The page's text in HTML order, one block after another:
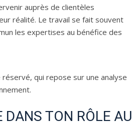
auprès de clientèles
réalité. Le travail se fait souvent
les expertises au bénéfice des
qui repose sur une analyse
DANS TON RÔLE AU